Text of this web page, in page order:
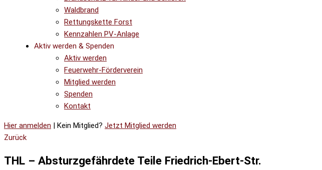
Waldbrand
Rettungskette Forst
Kennzahlen PV-Anlage
Aktiv werden & Spenden
Aktiv werden
Feuerwehr-Förderverein
Mitglied werden
Spenden
Kontakt
Hier anmelden | Kein Mitglied? Jetzt Mitglied werden
Zurück
THL – Absturzgefährdete Teile Friedrich-Ebert-Str.